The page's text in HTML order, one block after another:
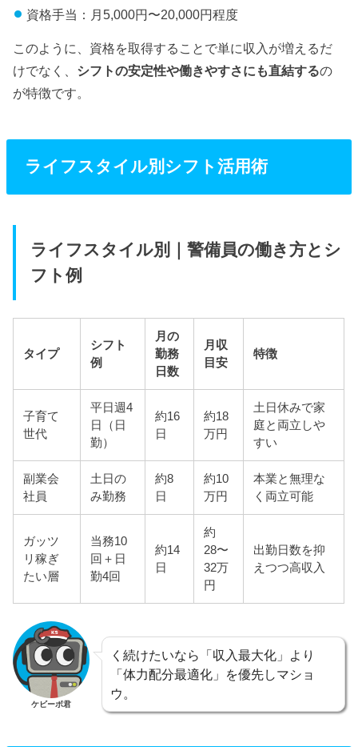
資格手当：月5,000円〜20,000円程度
このように、資格を取得することで単に収入が増えるだ
けでなく、 シフトの安定性や働きやすさにも直結するの
が特徴です。
ライフスタイル別シフト活用術
ライフスタイル別｜警備員の働き方とシ
フト例
タイプ
シフト
例
月の
勤務
日数
月収
目安
特徴
子育て
世代
平日週4
日（日
勤）
約16
日
約18
万円
土日休みで家
庭と両立しや
すい
副業会
社員
土日の
み勤務
約8
日
約10
万円
本業と無理な
く両立可能
ガッツ
リ稼ぎ
たい層
当務10
回＋日
勤4回
約14
日
約
28〜
32万
円
出勤日数を抑
えつつ高収入
ケビーボ君
く続けたいなら「収入最大化」より
「体力配分最適化」を優先しマショ
ウ。